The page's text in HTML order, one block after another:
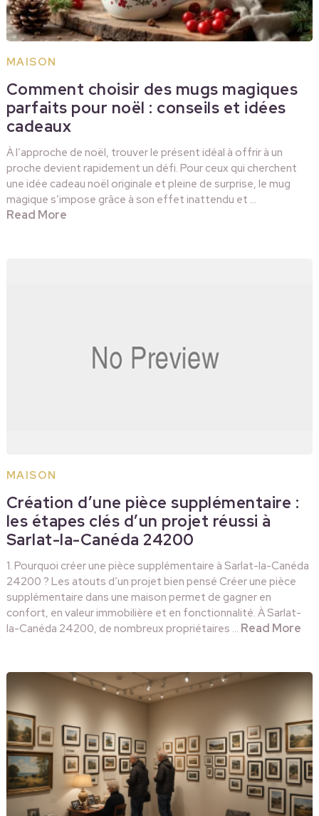
MAISON
Comment choisir des mugs magiques
parfaits pour noël : conseils et idées
cadeaux
À l’approche de noël, trouver le présent idéal à offrir à un
proche devient rapidement un défi. Pour ceux qui cherchent
une idée cadeau noël originale et pleine de surprise, le mug
magique s’impose grâce à son effet inattendu et …
Read More
MAISON
Création d’une pièce supplémentaire :
les étapes clés d’un projet réussi à
Sarlat-la-Canéda 24200
1. Pourquoi créer une pièce supplémentaire à Sarlat-la-Canéda
24200 ? Les atouts d’un projet bien pensé Créer une pièce
supplémentaire dans une maison permet de gagner en
confort, en valeur immobilière et en fonctionnalité. À Sarlat-
la-Canéda 24200, de nombreux propriétaires … Read More